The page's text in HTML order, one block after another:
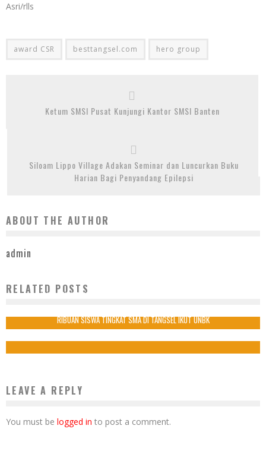
Asri/rlls
award CSR besttangsel.com hero group
Ketum SMSI Pusat Kunjungi Kantor SMSI Banten
Siloam Lippo Village Adakan Seminar dan Luncurkan Buku
Harian Bagi Penyandang Epilepsi
ABOUT THE AUTHOR
admin
RELATED POSTS
IBU INGIN MENJALANKAN PUASA DI RUMAH BARENG JULIA PEREZ
RIBUAN SISWA TINGKAT SMA DI TANGSEL IKUT UNBK
LEAVE A REPLY
You must be logged in to post a comment.